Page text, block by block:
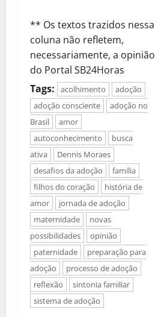
** Os textos trazidos nessa
coluna não refletem,
necessariamente, a opinião
do Portal SB24Horas
Tags:
acolhimento
adoção
adoção consciente
adoção no
Brasil
amor
autoconhecimento
busca
ativa
Dennis Moraes
desafios da adoção
família
filhos do coração
história de
amor
jornada de adoção
maternidade
novas
possibilidades
opinião
paternidade
preparação para
adoção
processo de adoção
reflexão
sintonia familiar
sistema de adoção